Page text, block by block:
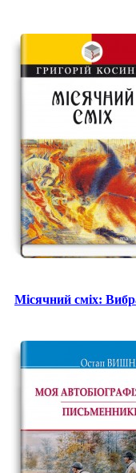
Місячний сміх: